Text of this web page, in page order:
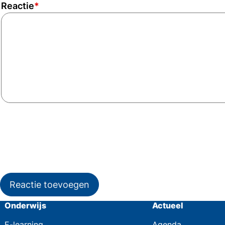
Reactie*
Reactie toevoegen
Onderwijs
Actueel